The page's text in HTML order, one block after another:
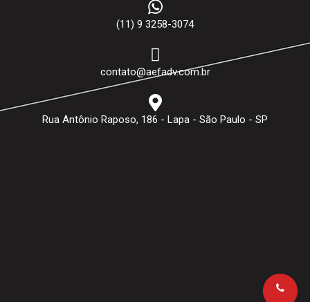
(11) 9 3258-3074
contato@aefadv.com.br
Rua Antônio Raposo, 186 - Lapa - São Paulo - SP